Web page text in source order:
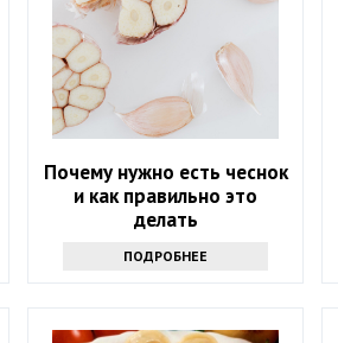
Почему нужно есть чеснок
и как правильно это
делать
ПОДРОБНЕЕ